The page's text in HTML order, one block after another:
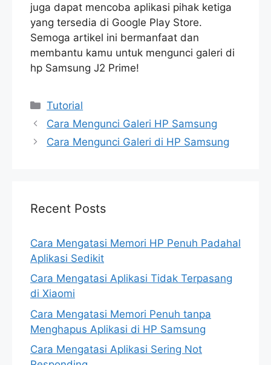
juga dapat mencoba aplikasi pihak ketiga
yang tersedia di Google Play Store.
Semoga artikel ini bermanfaat dan
membantu kamu untuk mengunci galeri di
hp Samsung J2 Prime!
Categories
Tutorial
Cara Mengunci Galeri HP Samsung
Cara Mengunci Galeri di HP Samsung
Recent Posts
Cara Mengatasi Memori HP Penuh Padahal
Aplikasi Sedikit
Cara Mengatasi Aplikasi Tidak Terpasang
di Xiaomi
Cara Mengatasi Memori Penuh tanpa
Menghapus Aplikasi di HP Samsung
Cara Mengatasi Aplikasi Sering Not